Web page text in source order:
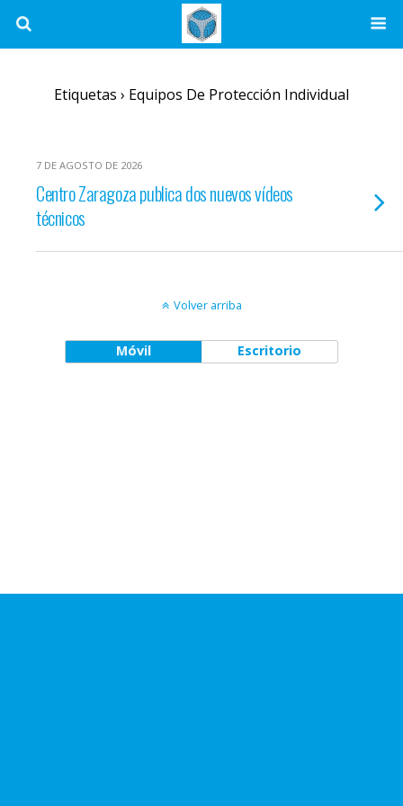
Etiquetas › Equipos De Protección Individual
7 DE AGOSTO DE 2026
Centro Zaragoza publica dos nuevos vídeos
técnicos
Volver arriba
Móvil Escritorio